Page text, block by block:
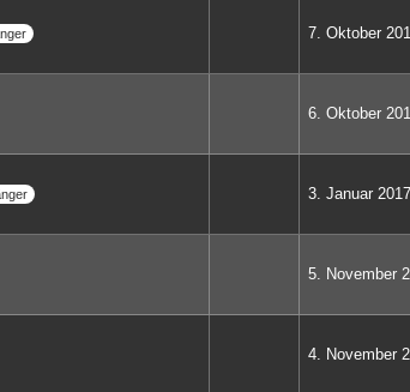
7. Oktober
6. Oktober
3. Januar 2017
5. November
4. November